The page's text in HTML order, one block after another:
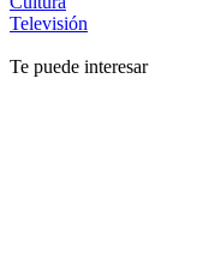
Televisión
Te puede interesar